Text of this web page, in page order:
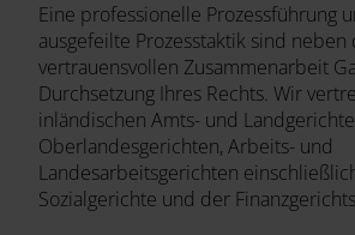
Eine professionelle Prozessführung
ausgefeilte Prozesstaktik sind neben
vertrauensvollen Zusammenarbeit
Durchsetzung Ihres Rechts. Wir
inländischen Amts- und
Oberlandesgerichten, Arbeits- und
Landesarbeitsgerichten
Sozialgerichte und der